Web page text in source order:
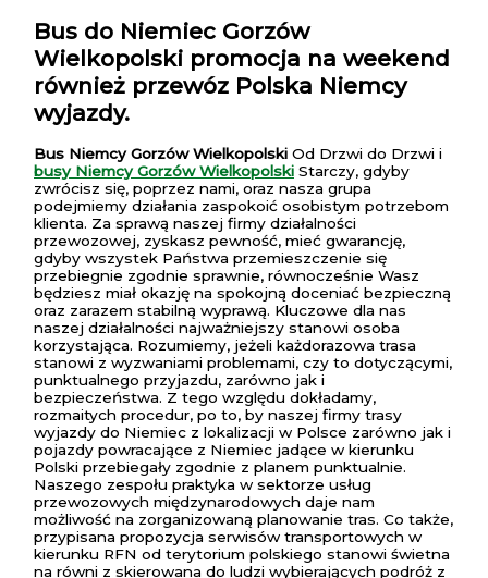
Bus do Niemiec Gorzów
Wielkopolski promocja na weekend
również przewóz Polska Niemcy
wyjazdy.
Bus Niemcy Gorzów Wielkopolski Od Drzwi do Drzwi i
busy Niemcy Gorzów Wielkopolski Starczy, gdyby
zwrócisz się, poprzez nami, oraz nasza grupa
podejmiemy działania zaspokoić osobistym potrzebom
klienta. Za sprawą naszej firmy działalności
przewozowej, zyskasz pewność, mieć gwarancję,
gdyby wszystek Państwa przemieszczenie się
przebiegnie zgodnie sprawnie, równocześnie Wasz
będziesz miał okazję na spokojną doceniać bezpieczną
oraz zarazem stabilną wyprawą. Kluczowe dla nas
naszej działalności najważniejszy stanowi osoba
korzystająca. Rozumiemy, jeżeli każdorazowa trasa
stanowi z wyzwaniami problemami, czy to dotyczącymi,
punktualnego przyjazdu, zarówno jak i
bezpieczeństwa. Z tego względu dokładamy,
rozmaitych procedur, po to, by naszej firmy trasy
wyjazdy do Niemiec z lokalizacji w Polsce zarówno jak i
pojazdy powracające z Niemiec jadące w kierunku
Polski przebiegały zgodnie z planem punktualnie.
Naszego zespołu praktyka w sektorze usług
przewozowych międzynarodowych daje nam
możliwość na zorganizowaną planowanie tras. Co także,
przypisana propozycja serwisów transportowych w
kierunku RFN od terytorium polskiego stanowi świetna
na równi z skierowana do ludzi wybierających podróż z